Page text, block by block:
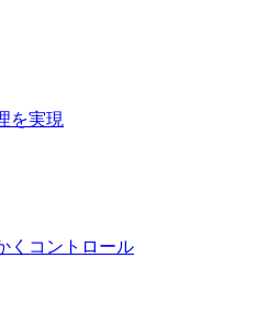
を実現
くコントロール